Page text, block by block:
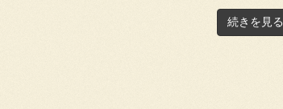
続きを見る